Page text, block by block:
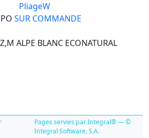
PliageW
SUR COMMANDE
ALPE BLANC ECONATURAL
Pages servies par Integral® — ©
Integral Software, S.A.